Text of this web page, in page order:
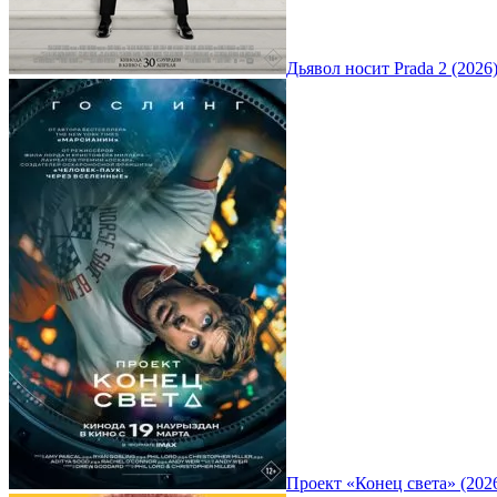
Дьявол носит Prada 2 (2026)
Проект «Конец света»